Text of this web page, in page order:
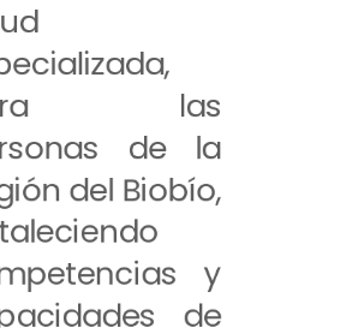
las
de la
del Biobío,
y
de